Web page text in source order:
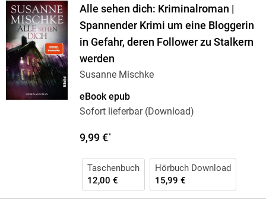
Alle sehen dich: Kriminalroman |
Spannender Krimi um eine Bloggerin
in Gefahr, deren Follower zu Stalkern
werden
Susanne Mischke
eBook epub
Sofort lieferbar (Download)
9,99 €*
Taschenbuch
12,00 €
Hörbuch Download
15,99 €